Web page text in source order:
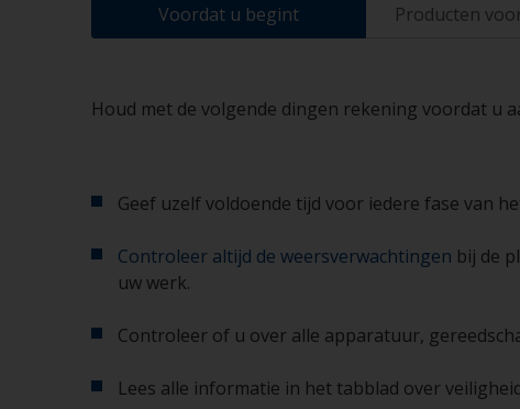
Voordat u begint Producten
Houd met de volgende dingen rekening voordat u
Geef uzelf voldoende tijd voor iedere fase van
Controleer altijd de weersverwachtingen bij de
uw werk.
Controleer of u over alle apparatuur,
Lees alle informatie in het tabblad over